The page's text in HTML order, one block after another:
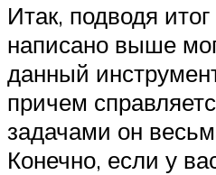
Итак, подводя
написано выше
данный
причем
задачами он
Конечно, если у